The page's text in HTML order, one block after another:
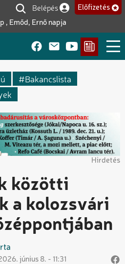
, Emőd, Ernő napja
Felhasználói fiók
Belépés Előfizetés
Bakancslista
Hirdetés
közötti
a kolozsvári
június 8. - 11:31